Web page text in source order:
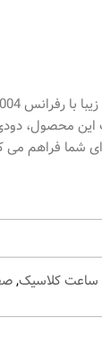
محصول،
شما فراهم می
ساعت کلاسیک,